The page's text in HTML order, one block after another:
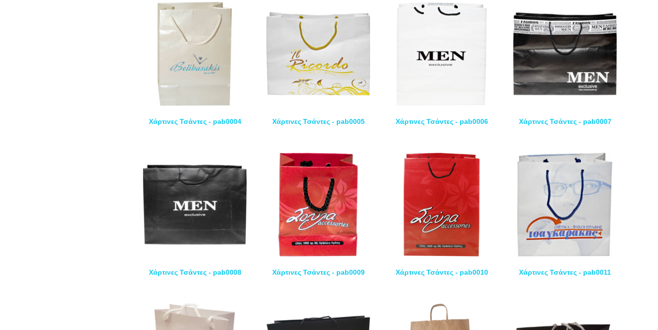
Χάρτινες Τσάντες - pab0004 Χάρτινες Τσάντες - pab0005 Χάρτινες Τσάντες - pab0006 Χάρτινες Τσάντες - pab0007
Χάρτινες Τσάντες - pab0008 Χάρτινες Τσάντες - pab0009 Χάρτινες Τσάντες - pab0010 Χάρτινες Τσάντες - pab0011